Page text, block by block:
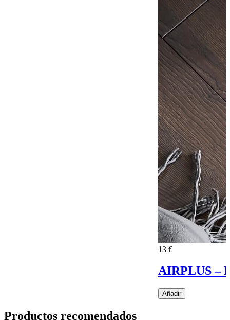
13 €
AIRPLUS –
Añadir
Productos recomendados